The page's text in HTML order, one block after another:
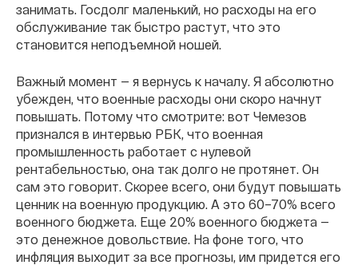
занимать. Госдолг маленький, но расходы на его
обслуживание так быстро растут, что это
становится неподъемной ношей.
Важный момент — я вернусь к началу. Я абсолютно
убежден, что военные расходы они скоро начнут
повышать. Потому что смотрите: вот Чемезов
признался в интервью РБК, что военная
промышленность работает с нулевой
рентабельностью, она так долго не протянет. Он
сам это говорит. Скорее всего, они будут повышать
ценник на военную продукцию. А это 60–70% всего
военного бюджета. Еще 20% военного бюджета —
это денежное довольствие. На фоне того, что
инфляция выходит за все прогнозы, им придется его